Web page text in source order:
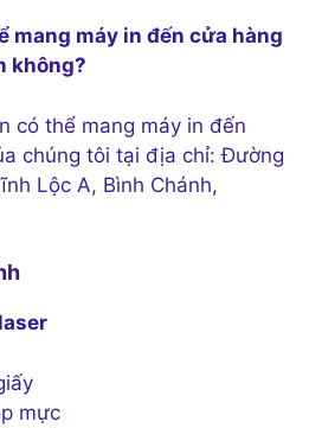
mang máy in đến cửa hàng
không?
có thể mang máy in đến
chúng tôi tại địa chỉ: Đường
Lộc A, Bình Chánh,
mực